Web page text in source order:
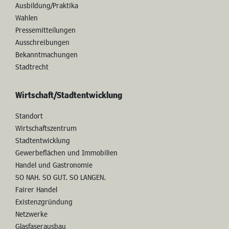
Ausbildung/Praktika
Wahlen
Pressemitteilungen
Ausschreibungen
Bekanntmachungen
Stadtrecht
Wirtschaft/Stadtentwicklung
Standort
Wirtschaftszentrum
Stadtentwicklung
Gewerbeflächen und Immobilien
Handel und Gastronomie
SO NAH. SO GUT. SO LANGEN.
Fairer Handel
Existenzgründung
Netzwerke
Glasfaserausbau